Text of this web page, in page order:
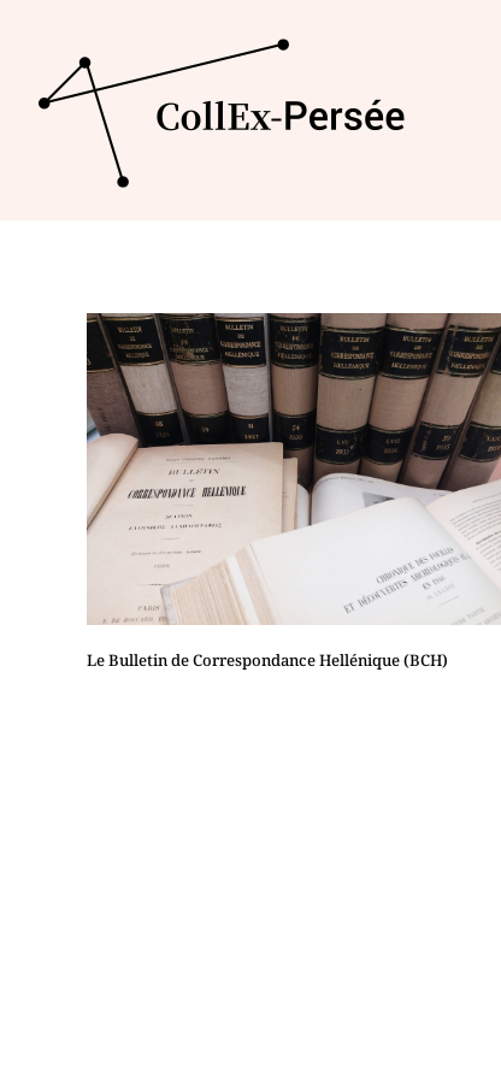
Le Bulletin de Correspondance Hellénique (BCH)